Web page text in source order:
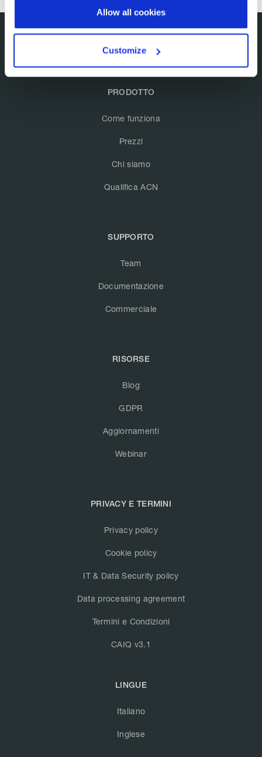
Allow all cookies
Customize
PRODOTTO
Come funziona
Prezzi
Chi siamo
Qualifica ACN
SUPPORTO
Team
Documentazione
Commerciale
RISORSE
Blog
GDPR
Aggiornamenti
Webinar
PRIVACY E TERMINI
Privacy policy
Cookie policy
IT & Data Security policy
Data processing agreement
Termini e Condizioni
CAIQ v3.1
LINGUE
Italiano
Inglese